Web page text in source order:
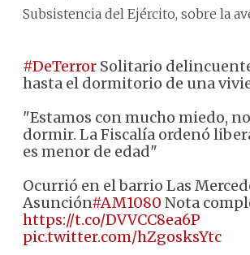
Subsistencia del Ejército, sobre la
#DeTerror Solitario
hasta el dormitorio de una
"Estamos con mucho miedo,
dormir. La Fiscalía ordenó
es menor de edad"
Ocurrió en el barrio Las
Asunción#AM1080 Nota
https://t.co/DVVCC8ea6P
pic.twitter.com/hZgosksYtc